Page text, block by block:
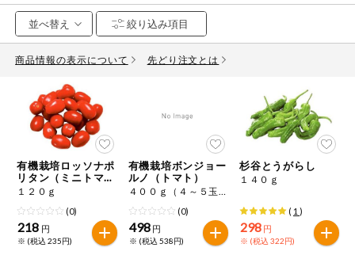
お気に入り注文
注文履歴注文
WEBカタログ
先着限定から探す
人気カテゴリ
食品から探す
豆腐・納豆・
こんにゃく
冷蔵おかず
冷凍食品
ミールキット
など
麺類
カテゴリ
特価情報
アレルゲン情報
特定原材料と特定原材料に準ずるものが含まれていない商品
を検索できます。
商品情報の表示について 先どり注文とは
有機栽培ロッソナポ
リタン（ミニトマ
ト）
１２０ｇ
(0)
218 円
※ (税込 235円)
有機栽培ボンジョー
ルノ（トマト）
４００ｇ（４～５玉程度）
(0)
498 円
※ (税込 538円)
杉谷とうがらし
１４０ｇ
( 1 )
298 円
※ (税込 322円)